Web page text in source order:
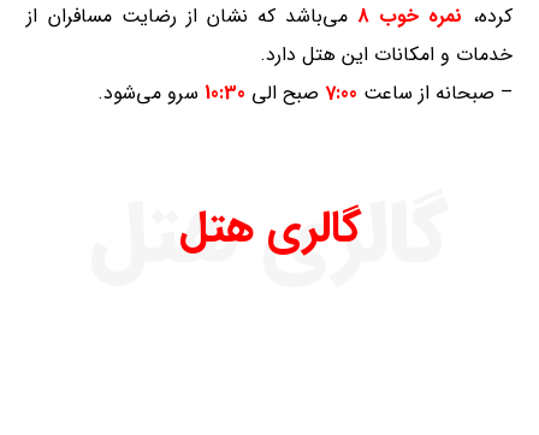
کرده، نمره خوب 8
می‌باشد که نشان از رضایت مسافران از
خدمات و امکانات این هتل دارد.
– صبحانه از ساعت 7:00 صبح الی 10:30 سرو می‌شود.
گالری هتل
گالری هتل